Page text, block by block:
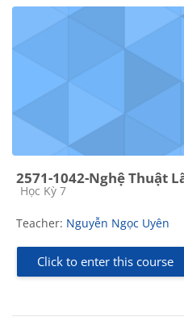
2571-1042-Nghệ Thuật
Course category
Học Kỳ 7
Teacher: Nguyễn Ngọc Uyên
Click to enter this course